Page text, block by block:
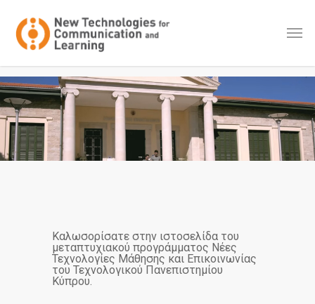
Καλωσορίσατε στην ιστοσελίδα του
μεταπτυχιακού προγράμματος Νέες
Τεχνολογίες Μάθησης και Επικοινωνίας
του Τεχνολογικού Πανεπιστημίου
Κύπρου.